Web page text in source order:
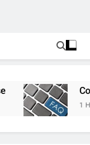
1 Hét